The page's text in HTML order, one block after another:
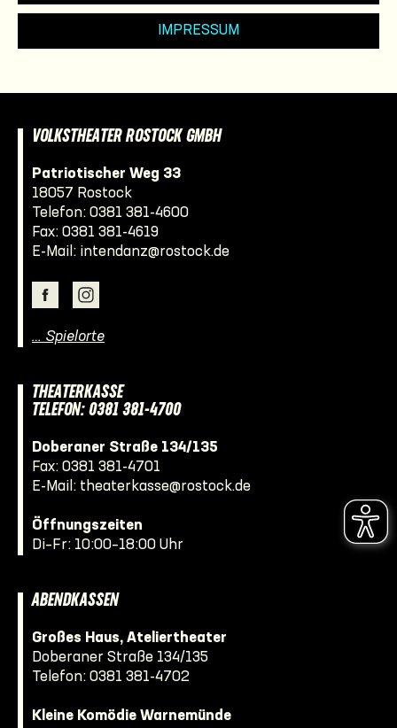
IMPRESSUM
VOLKSTHEATER ROSTOCK GMBH
Patriotischer Weg 33
18057 Rostock
Telefon: 0381 381-4600
Fax: 0381 381-4619
E-Mail: intendanz@rostock.de
… Spielorte
THEATERKASSE
TELEFON: 0381 381-4700
Doberaner Straße 134/135
Fax: 0381 381-4701
E-Mail: theaterkasse@rostock.de
Öffnungszeiten
Di–Fr: 10:00–18:00 Uhr
ABENDKASSEN
Großes Haus, Ateliertheater
Doberaner Straße 134/135
Telefon: 0381 381-4702
Kleine Komödie Warnemünde